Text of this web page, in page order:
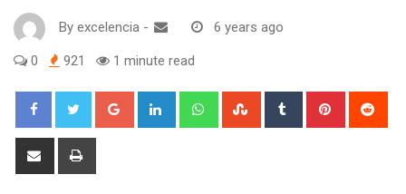
By excelencia - 6 years ago
0 921 1 minute read
Google+ LinkedIn WhatsappStumbleUpon
Tumblr Pinterest
Share